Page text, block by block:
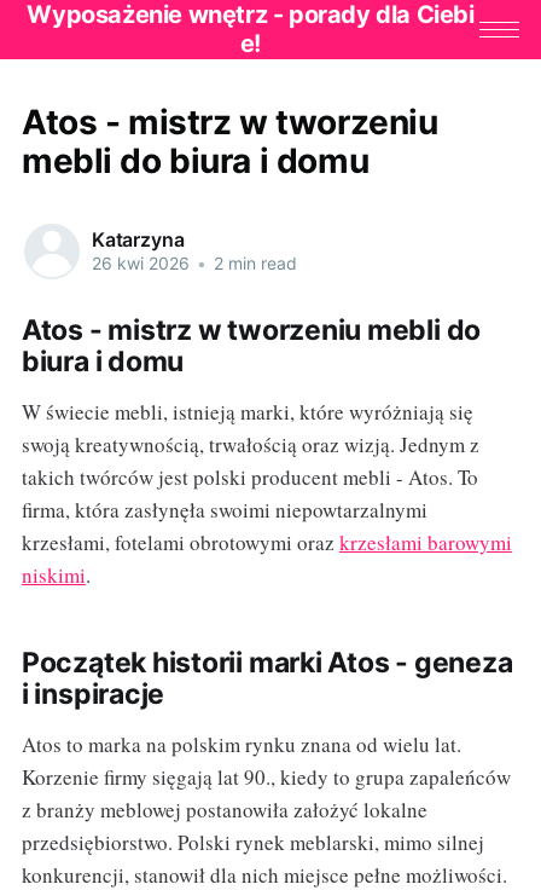
Wyposażenie wnętrz - porady dla Ciebi
e!
Atos - mistrz w tworzeniu
mebli do biura i domu
Katarzyna
26 kwi 2026 • 2 min read
Atos - mistrz w tworzeniu mebli do
biura i domu
W świecie mebli, istnieją marki, które wyróżniają się
swoją kreatywnością, trwałością oraz wizją. Jednym z
takich twórców jest polski producent mebli - Atos. To
firma, która zasłynęła swoimi niepowtarzalnymi
krzesłami, fotelami obrotowymi oraz krzesłami barowymi
niskimi.
Początek historii marki Atos - geneza
i inspiracje
Atos to marka na polskim rynku znana od wielu lat.
Korzenie firmy sięgają lat 90., kiedy to grupa zapaleńców
z branży meblowej postanowiła założyć lokalne
przedsiębiorstwo. Polski rynek meblarski, mimo silnej
konkurencji, stanowił dla nich miejsce pełne możliwości.